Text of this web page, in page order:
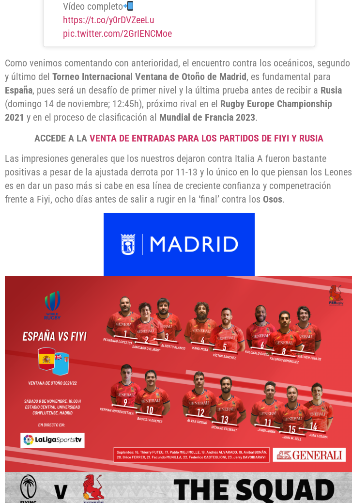
Vídeo completo
https://t.co/y0rDVZeeLu
pic.twitter.com/2GrIENCMoe
Como venimos comentando con anterioridad, el encuentro contra los oceánicos, segundo
y último del Torneo Internacional Ventana de Otoño de Madrid, es fundamental para
España, pues será un desafío de primer nivel y la última prueba antes de recibir a Rusia
(domingo 14 de noviembre; 12:45h), próximo rival en el Rugby Europe Championship
2021 y en el proceso de clasificación al Mundial de Francia 2023.
ACCEDE A LAVENTA DE ENTRADAS PARA LOS PARTIDOS DE FIYI Y RUSIA
Las impresiones generales que los nuestros dejaron contra Italia A fueron bastante
positivas a pesar de la ajustada derrota por 11-13 y lo único en lo que piensan los Leones
es en dar un paso más si cabe en esa línea de creciente confianza y compenetración
frente a Fiyi, ocho días antes de salir a rugir en la ‘final’ contra los Osos.